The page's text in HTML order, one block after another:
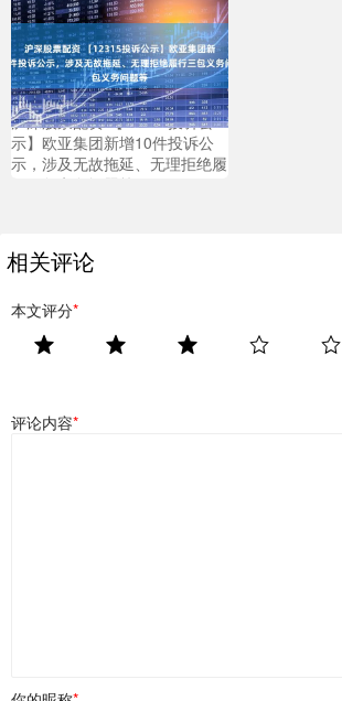
沪深股票配资 【12315投诉公
示】欧亚集团新增10件投诉公
示，涉及无故拖延、无理拒绝履
行三包义务问题等
相关评论
本文评分*
评论内容*